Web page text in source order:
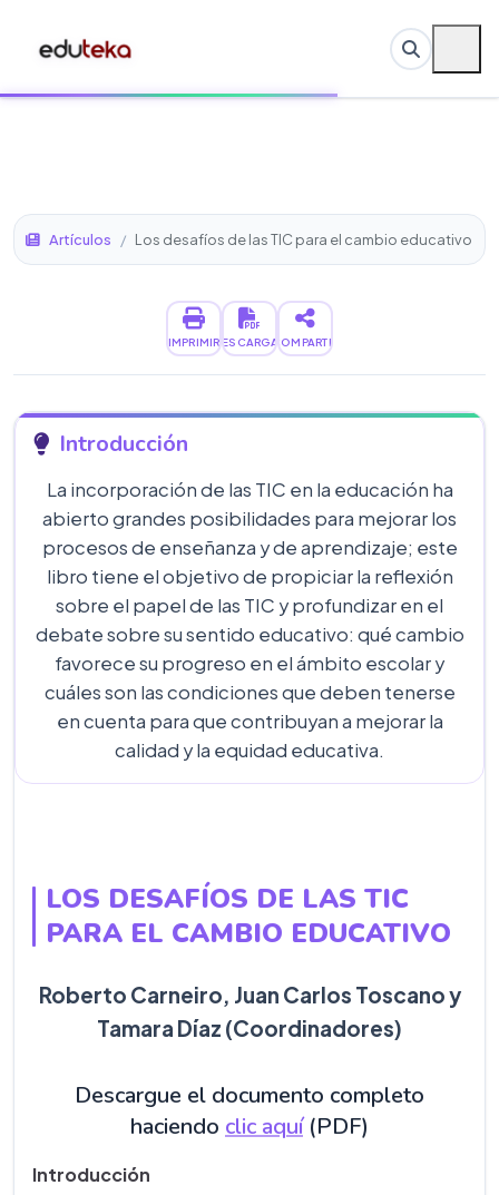
Artículos / Los desafíos de las TIC para el cambio educativo
IMPRIMIRDESCARGARCOMPARTIR
Introducción
La incorporación de las TIC en la educación ha
abierto grandes posibilidades para mejorar los
procesos de enseñanza y de aprendizaje; este
libro tiene el objetivo de propiciar la reflexión
sobre el papel de las TIC y profundizar en el
debate sobre su sentido educativo: qué cambio
favorece su progreso en el ámbito escolar y
cuáles son las condiciones que deben tenerse
en cuenta para que contribuyan a mejorar la
calidad y la equidad educativa.
LOS DESAFÍOS DE LAS TIC
PARA EL CAMBIO EDUCATIVO
Roberto Carneiro, Juan Carlos Toscano y
Tamara Díaz (Coordinadores)
Descargue el documento completo
haciendo clic aquí(PDF)
Introducción